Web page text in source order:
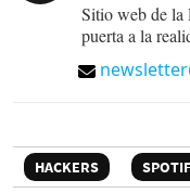
Sitio web de la
puerta a la
HACKERS